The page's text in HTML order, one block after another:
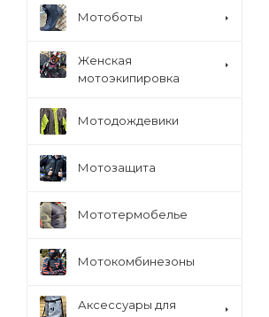
Мотоботы
Женская
мотоэкипировка
Мотодождевики
Мотозащита
Мототермобелье
Мотокомбинезоны
Аксессуары для